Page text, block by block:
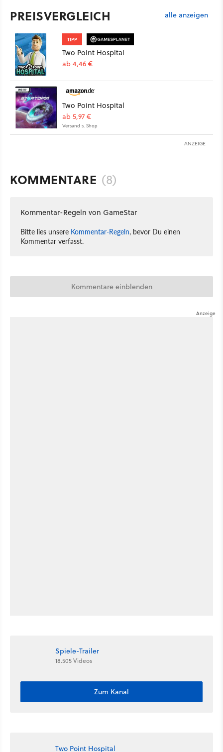
PREISVERGLEICH alle anzeigen
TIPP
Two Point Hospital
ab 4,46 €
Two Point Hospital
ab 5,97 €
Versand s. Shop
ANZEIGE
KOMMENTARE (8)
Kommentar-Regeln von GameStar
Bitte lies unsere Kommentar-Regeln, bevor Du einen
Kommentar verfasst.
Kommentare einblenden
Spiele-Trailer
18.505 Videos
Zum Kanal
Two Point Hospital